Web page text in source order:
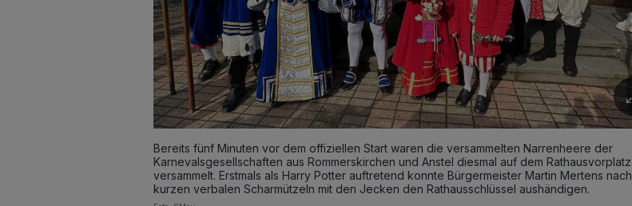
Bereits fünf Minuten vor dem offiziellen Start waren die versammelten Narrenheere der
Karnevalsgesellschaften aus Rommerskirchen und Anstel diesmal auf dem Rathausvorplatz
versammelt. Erstmals als Harry Potter auftretend konnte Bürgermeister Martin Mertens nach
kurzen verbalen Scharmützeln mit den Jecken den Rathausschlüssel aushändigen.